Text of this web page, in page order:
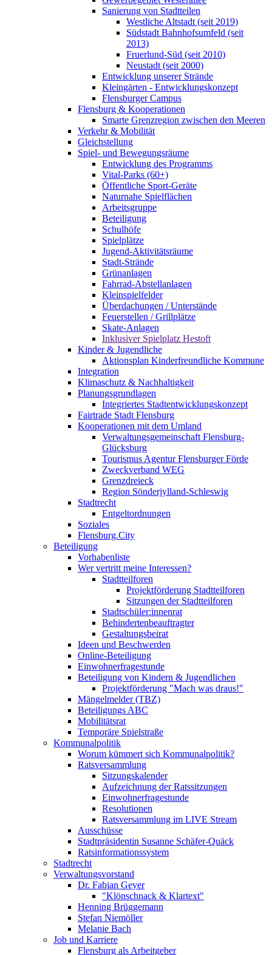
Sanierung von Stadtteilen
Westliche Altstadt (seit 2019)
Südstadt Bahnhofsumfeld (seit
2013)
Fruerlund-Süd (seit 2010)
Neustadt (seit 2000)
Entwicklung unserer Strände
Kleingärten - Entwicklungskonzept
Flensburger Campus
Flensburg & Kooperationen
Smarte Grenzregion zwischen den Meeren
Verkehr & Mobilität
Gleichstellung
Spiel- und Bewegungsräume
Entwicklung des Programms
Vital-Parks (60+)
Öffentliche Sport-Geräte
Naturnahe Spielflächen
Arbeitsgruppe
Beteiligung
Schulhöfe
Spielplätze
Jugend-Aktivitätsräume
Stadt-Strände
Grünanlagen
Fahrrad-Abstellanlagen
Kleinspielfelder
Überdachungen / Unterstände
Feuerstellen / Grillplätze
Skate-Anlagen
Inklusiver Spielplatz Hestoft
Kinder & Jugendliche
Aktionsplan Kinderfreundliche Kommune
Integration
Klimaschutz & Nachhaltigkeit
Planungsgrundlagen
Integriertes Stadtentwicklungskonzept
Fairtrade Stadt Flensburg
Kooperationen mit dem Umland
Verwaltungsgemeinschaft Flensburg-
Glücksburg
Tourismus Agentur Flensburger Förde
Zweckverband WEG
Grenzdreieck
Region Sönderjylland-Schleswig
Stadtrecht
Entgeltordnungen
Soziales
Flensburg.City
Beteiligung
Vorhabenliste
Wer vertritt meine Interessen?
Stadtteilforen
Projektförderung Stadtteilforen
Sitzungen der Stadtteilforen
Stadtschüler:innenrat
Behindertenbeauftragter
Gestaltungsbeirat
Ideen und Beschwerden
Online-Beteiligung
Einwohnerfragestunde
Beteiligung von Kindern & Jugendlichen
Projektförderung "Mach was draus!"
Mängelmelder (TBZ)
Beteiligungs ABC
Mobilitätsrat
Temporäre Spielstraße
Kommunalpolitik
Worum kümmert sich Kommunalpolitik?
Ratsversammlung
Sitzungskalender
Aufzeichnung der Ratssitzungen
Einwohnerfragestunde
Resolutionen
Ratsversammlung im LIVE Stream
Ausschüsse
Stadtpräsidentin Susanne Schäfer-Quäck
Ratsinformationssystem
Stadtrecht
Verwaltungsvorstand
Dr. Fabian Geyer
"Klönschnack & Klartext"
Henning Brüggemann
Stefan Niemöller
Melanie Bach
Job und Karriere
Flensburg als Arbeitgeber